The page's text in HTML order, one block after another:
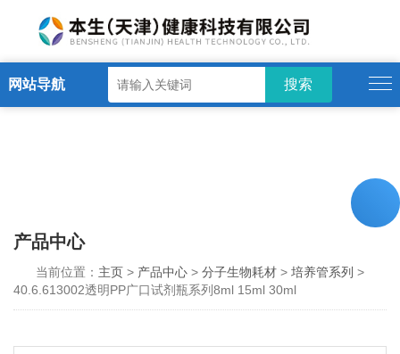
网站导航
产品中心
当前位置： 主页> 产品中心 >分子生物耗材 >培养管系列 >
40.6.613002透明PP广口试剂瓶系列8ml 15ml 30ml